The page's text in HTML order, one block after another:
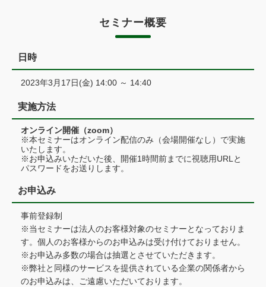
セミナー概要
日時
2023年3月17日(金) 14:00 ～ 14:40
実施方法
オンライン開催（zoom）
※本セミナーはオンライン配信のみ（会場開催なし）で実施
いたします。
※お申込みいただいた後、開催1時間前までに視聴用URLと
パスワードをお送りします。
お申込み
事前登録制
※当セミナーは法人のお客様対象のセミナーとなっておりま
す。個人のお客様からのお申込みは受け付けておりません。
※お申込み多数の場合は抽選とさせていただきます。
※弊社と同様のサービスを提供されている企業の関係者から
のお申込みは、ご遠慮いただいております。